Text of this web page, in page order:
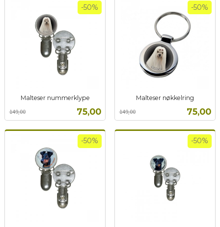
Malteser nummerklype
Tilbud
75,00
149,00
-50%
mva.
Malteser nøkkelring
Tilbud
75,00
149,00
-50%
mva.
-50% -50%